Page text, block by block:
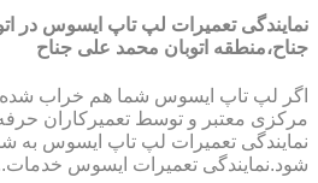
نمایندگی تعمیرات لپ تاپ ایسوس در
جناح،منطقه اتوبان محمد علی جناح
اگر لپ تاپ ایسوس شما هم خراب شده و
مرکزی معتبر و توسط تعمیرکاران
نمایندگی تعمیرات لپ تاپ ایسوس به
شود.نمایندگی تعمیرات ایسوس